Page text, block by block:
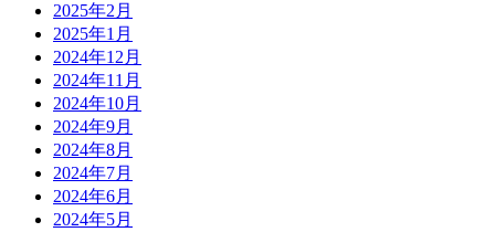
2025年2月
2025年1月
2024年12月
2024年11月
2024年10月
2024年9月
2024年8月
2024年7月
2024年6月
2024年5月